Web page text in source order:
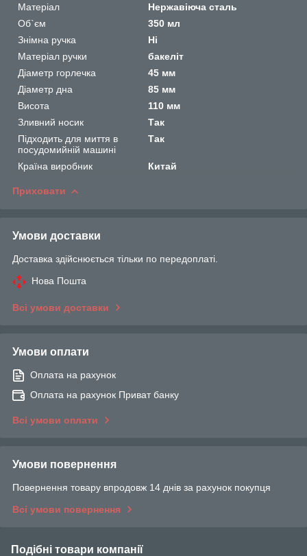
Матеріал
Нержавіюча сталь
Об`єм
350 мл
Знімна ручка
Ні
Матеріал ручки
бакеліт
Діаметр горлечка
45 мм
Діаметр дна
85 мм
Висота
110 мм
Зливний носик
Так
Підходить для миття в
посудомийній машині
Так
Країна виробник Китай
Приховати
Умови доставки
Доставка здійснюється тільки по передоплаті.
Нова Пошта
Всі умови доставки
Умови оплати
Оплата на рахунок
Оплата на рахунок Приват банку
Всі умови оплати
Умови повернення
Повернення товару впродовж 14 днів за рахунок покупця
Всі умови повернення
Подібні товари компанії